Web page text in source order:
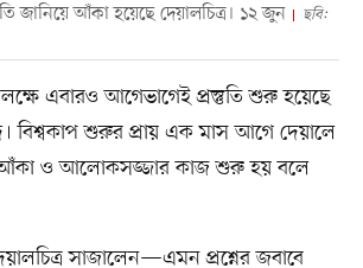
জানিয়ে আঁকা হয়েছে দেয়ালচিত্র। ১২ জুন
ছবি:
এবারও আগেভাগেই প্রস্তুতি শুরু হয়েছে
বিশ্বকাপ শুরুর প্রায় এক মাস আগে দেয়ালে
আঁকা ও আলোকসজ্জার কাজ শুরু হয় বলে
সাজালেন—এমন প্রশ্নের জবাবে